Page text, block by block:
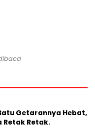
Getarannya Hebat,
Retak Retak.